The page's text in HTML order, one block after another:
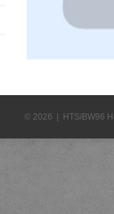
© 2026 | HTS/BW96